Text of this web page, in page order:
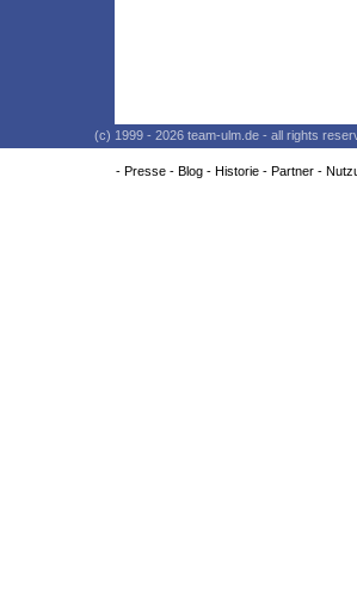
(c) 1999 - 2026 team-ulm.de - all rights
- Presse- Blog- Historie- Partner-